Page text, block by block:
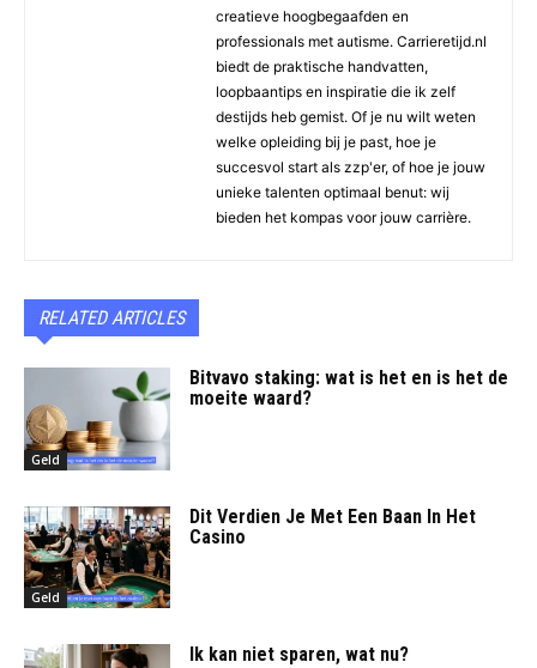
creatieve hoogbegaafden en
professionals met autisme. Carrieretijd.nl
biedt de praktische handvatten,
loopbaantips en inspiratie die ik zelf
destijds heb gemist. Of je nu wilt weten
welke opleiding bij je past, hoe je
succesvol start als zzp'er, of hoe je jouw
unieke talenten optimaal benut: wij
bieden het kompas voor jouw carrière.
RELATED ARTICLES
Geld
Bitvavo staking: wat is het en is het de
moeite waard?
Geld
Dit Verdien Je Met Een Baan In Het
Casino
Ik kan niet sparen, wat nu?